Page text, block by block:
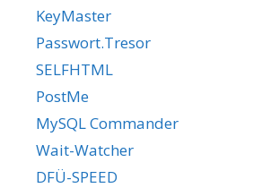
KeyMaster
Passwort.Tresor
SELFHTML
PostMe
MySQL Commander
Wait-Watcher
DFÜ-SPEED